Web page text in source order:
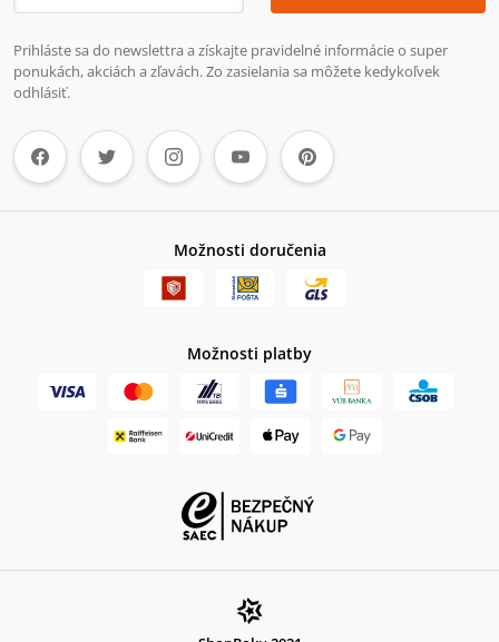
Prihláste sa do newslettra a získajte pravidelné informácie o super
ponukách, akciách a zľavách. Zo zasielania sa môžete kedykoľvek
odhlásiť.
Možnosti doručenia
Možnosti platby